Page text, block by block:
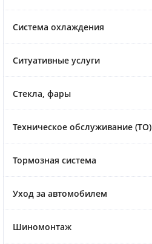
Система охлаждения
Ситуативные услуги
Стекла, фары
Техническое обслуживание (ТО)
Тормозная система
Уход за автомобилем
Шиномонтаж